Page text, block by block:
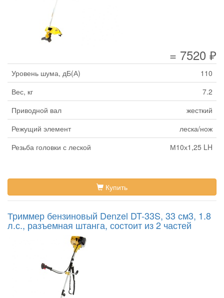
= 7520 ₽
Уровень шума, дБ(А)
110
Вес, кг
7.2
Приводной вал
жесткий
Режущий элемент
леска/нож
Резьба головки с леской
М10х1,25 LH
Купить
Триммер бензиновый Denzel DT-33S, 33 см3, 1.8
л.с., разъемная штанга, состоит из 2 частей